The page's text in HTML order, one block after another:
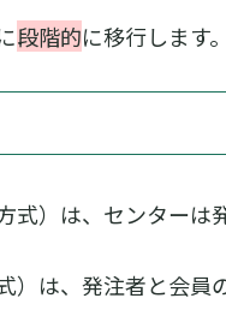
段階的に移行します。
式）は、センター
）は、発注者と会